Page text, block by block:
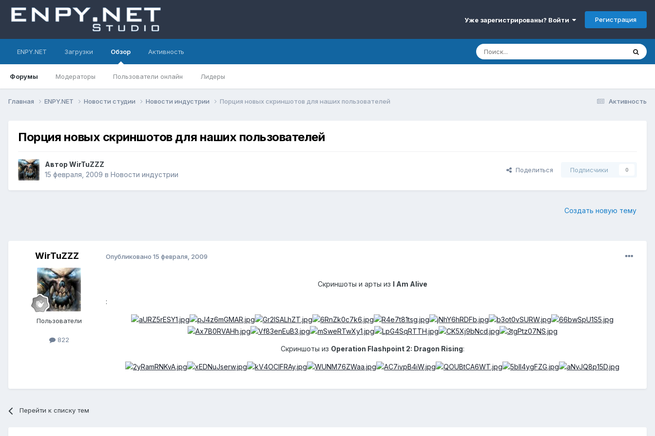
Уже зарегистрированы? Войти Регистрация
ENPY.NET Загрузки Обзор
Форумы Модераторы Пользователи онлайн Лидеры
Активность
Активность
Главная ENPY.NET Новости студии Новости индустрии Порция новых скриншотов для наших пользователей
Порция новых скриншотов для наших пользователей
Автор WirTuZZZ
15 февраля, 2009 в Новости индустрии
Поделиться Подписчики 0
Создать новую тему
WirTuZZZ
Пользователи
822
Опубликовано 15 февраля, 2009
Скриншоты и арты из I Am Alive
:
Скриншоты из Operation Flashpoint 2: Dragon Rising:
Перейти к списку тем